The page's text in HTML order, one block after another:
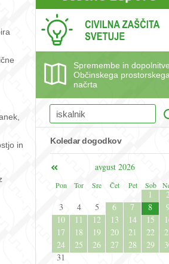
in
Spremembe in dopolnitve
Občinskega
načrta
Koledar dogodkov
avgust 2026
Pon
Tor Sre Čet Pet Sob
1
3
4 5 6 7 8
10
11 12 13 14 15
17
18 19 20 21 22
24
25 26 27 28 29
31